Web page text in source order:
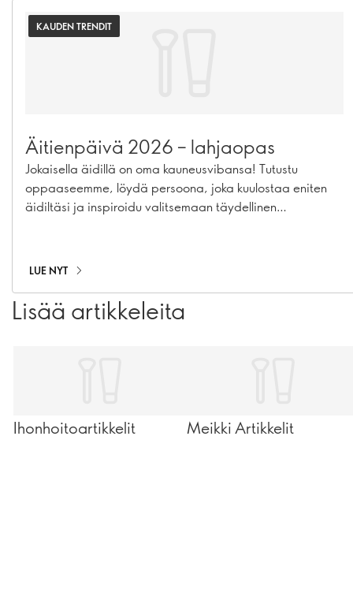
KAUDEN TRENDIT
Äitienpäivä 2026 – lahjaopas
Jokaisella äidillä on oma kauneusvibansa! Tutustu
oppaaseemme, löydä persoona, joka kuulostaa eniten
äidiltäsi ja inspiroidu valitsemaan täydellinen
LUE NYT
Lisää artikkeleita
Ihonhoitoartikkelit Meikki Artikkelit